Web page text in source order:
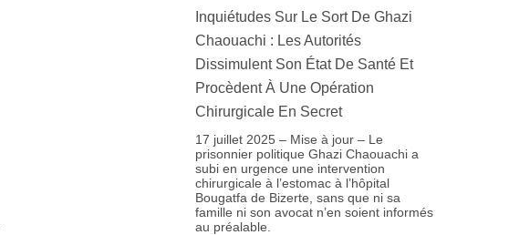
Inquiétudes Sur Le Sort De Ghazi
Chaouachi : Les Autorités
Dissimulent Son État De Santé Et
Procèdent À Une Opération
Chirurgicale En Secret
17 juillet 2025 – Mise à jour – Le
prisonnier politique Ghazi Chaouachi a
subi en urgence une intervention
chirurgicale à l’estomac à l’hôpital
Bougatfa de Bizerte, sans que ni sa
famille ni son avocat n’en soient informés
au préalable.